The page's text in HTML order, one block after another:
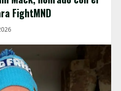
FightMND